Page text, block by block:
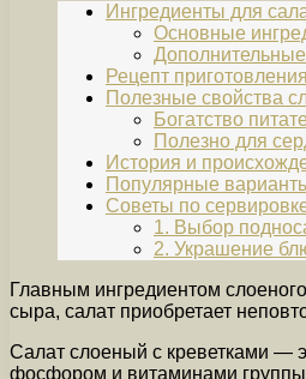
Ингредиенты для
Основные
Рецепт
Полезные свойства
Богатство
Полезно для
История и
Популярные
Советы по
1. Выбор
2. Украшение
Главным ингредиентом
сыра, салат приобретает
Салат слоеный с креветками —
фосфором и витаминами группы